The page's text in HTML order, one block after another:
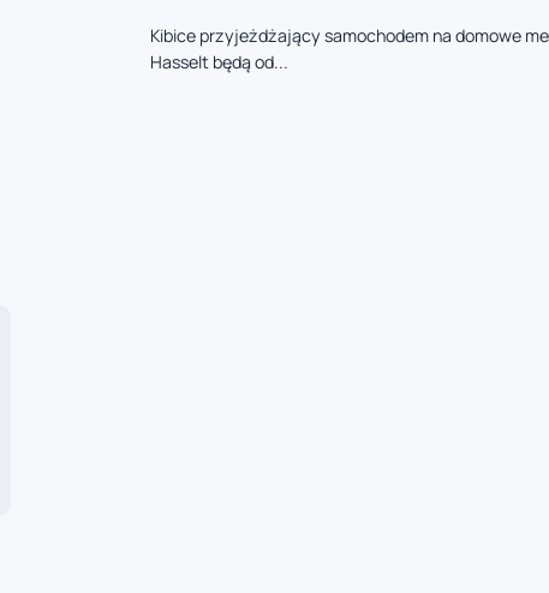
Kibice przyjeżdżający samochodem na domowe
Hasselt będą od...